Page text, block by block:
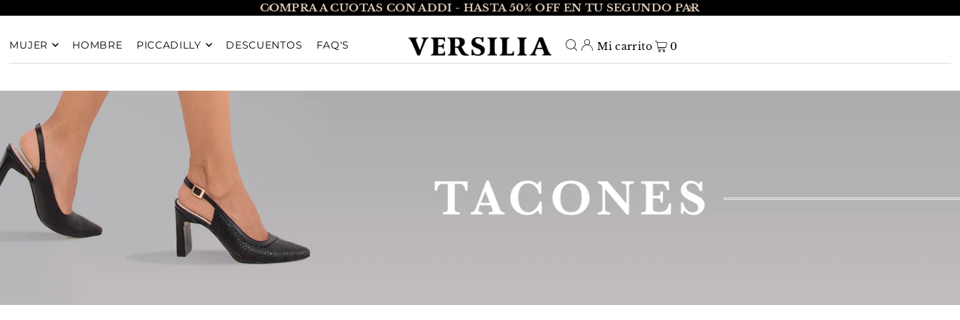
TRANSLATION MISSING: ES.ACCESSIBILITY.SKIP_TO_TEXT
COMPRA A CUOTAS CON ADDI - HASTA 50% OFF EN TU SEGUNDO PAR
MUJER HOMBRE PICCADILLY DESCUENTOS FAQ'S Mi carrito 0